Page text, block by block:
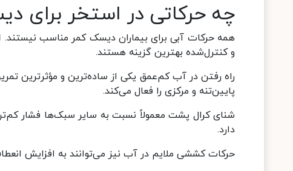
چه حرکاتی در استخر برای
همه حرکات آبی برای بیماران دیسک کمر مناسب
و کنترل‌شده بهترین گزینه هستند.
راه رفتن در آب کم‌عمق یکی از ساده‌ترین و مؤثرترین
پایین‌تنه و مرکزی را فعال می‌کند.
شنای کرال پشت معمولاً نسبت به سایر سبک‌ها فشار
دارد.
حرکات کششی ملایم در آب نیز می‌توانند به افزایش